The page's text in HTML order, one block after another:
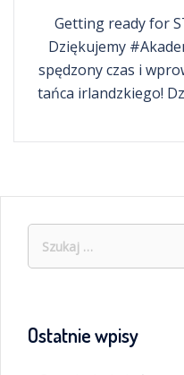
Getting ready for
Dziękujemy
spędzony czas i
tańca irlandzkiego!
Ostatnie wpisy